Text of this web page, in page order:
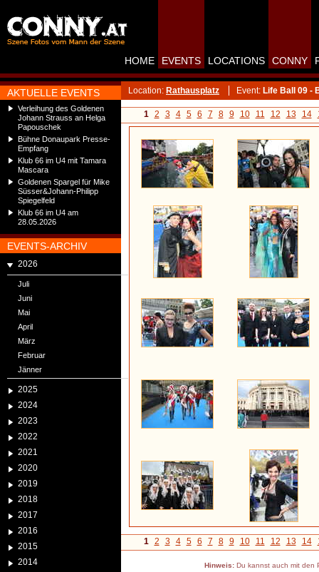
AKTUELLE EVENTS
Verleihung des Goldenen
Johann Strauss an Helga
Papouschek
Bühne Donaupark Presse-
Empfang
Klub 66 im U4 mit Tamara
Mascara
Goldenen Spargel für Mike
Süsser&Johann-Philipp
Spiegelfeld
Klub 66 im U4 am
28.05.2026
EVENTS-ARCHIV
2026
Juli
Juni
Mai
April
März
Februar
Jänner
2025
2024
2023
2022
2021
2020
2019
2018
2017
2016
2015
2014
HOME EVENTS LOCATIONS CONNY
Location: Rathausplatz Event: Life Ball 09 -
1 2 3 4 5 6 7 8 9 10 11 12 13 14
1 2 3 4 5 6 7 8 9 10 11 12 13 14
Hinweis:Du kannst auch mit den